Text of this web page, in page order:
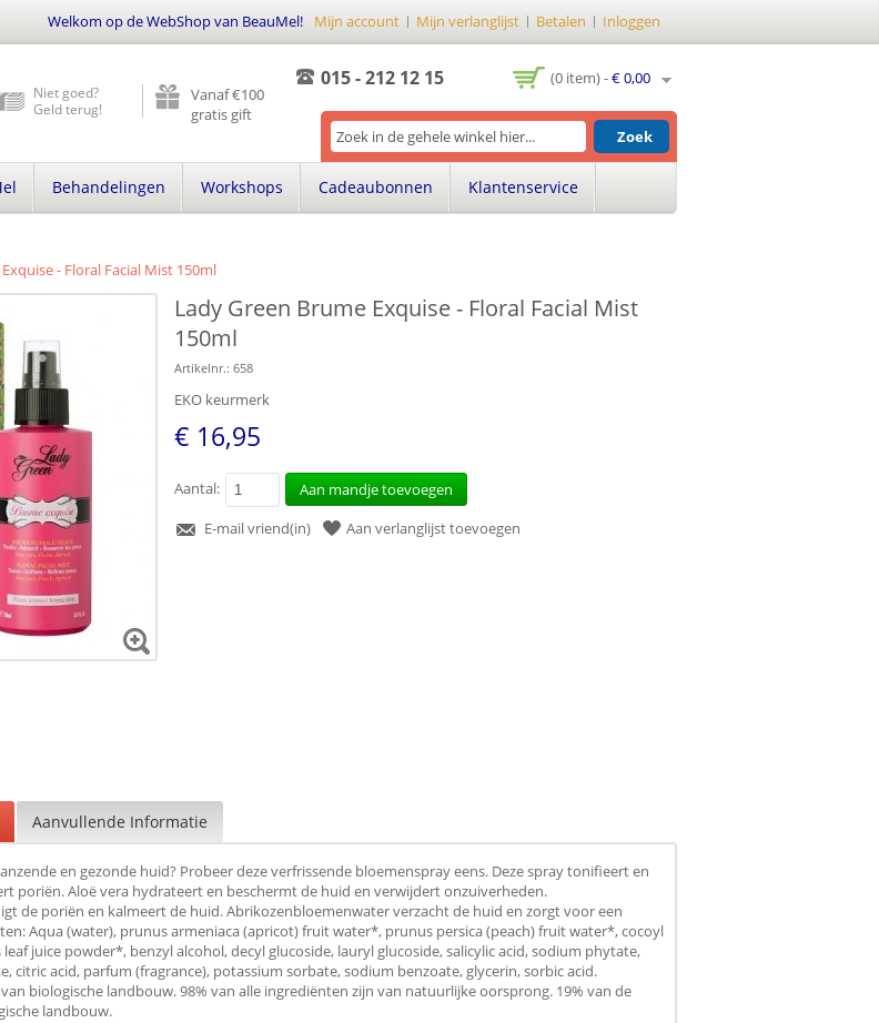
Mijn account Mijn verlanglijst Betalen Inloggen
Welkom op de WebShop van BeauMel!
Niet goed?
Geld terug!
Vanaf €100
gratis gift
015 - 212 12 15 (0 item) -€ 0,00
Zoek
Behandelingen Workshops Cadeaubonnen Klantenservice
- Floral Facial Mist 150ml
Lady Green Brume Exquise - Floral Facial Mist
150ml
Artikelnr.: 658
EKO keurmerk
€ 16,95
Aantal:
Aan mandje toevoegen
E-mail vriend(in)
Aan verlanglijst toevoegen
Aanvullende Informatie
en gezonde huid? Probeer deze verfrissende bloemenspray eens. Deze spray tonifieert en
poriën. Aloë vera hydrateert en beschermt de huid en verwijdert onzuiverheden.
de poriën en kalmeert de huid. Abrikozenbloemenwater verzacht de huid en zorgt voor een
Aqua (water), prunus armeniaca (apricot) fruit water*, prunus persica (peach) fruit water*, cocoyl
juice powder*, benzyl alcohol, decyl glucoside, lauryl glucoside, salicylic acid, sodium phytate,
citric acid, parfum (fragrance), potassium sorbate, sodium benzoate, glycerin, sorbic acid.
biologische landbouw. 98% van alle ingrediënten zijn van natuurlijke oorsprong. 19% van de
landbouw.